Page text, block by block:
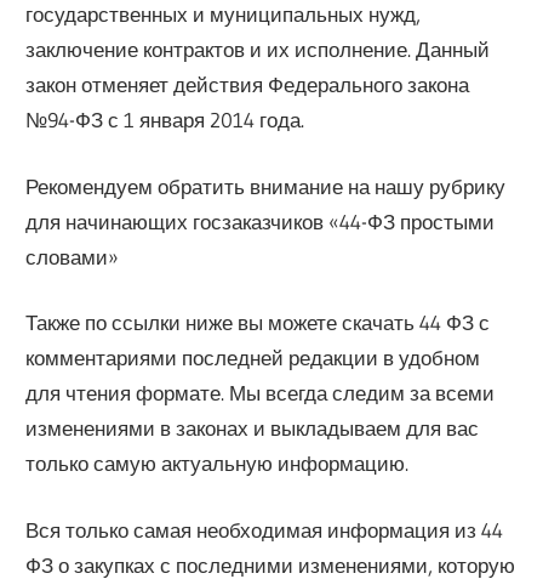
государственных и муниципальных нужд,
заключение контрактов и их исполнение. Данный
закон отменяет действия Федерального закона
№94-ФЗ с 1 января 2014 года.
Рекомендуем обратить внимание на нашу рубрику
для начинающих госзаказчиков «44-ФЗ простыми
словами»
Также по ссылки ниже вы можете скачать 44 ФЗ с
комментариями последней редакции в удобном
для чтения формате. Мы всегда следим за всеми
изменениями в законах и выкладываем для вас
только самую актуальную информацию.
Вся только самая необходимая информация из 44
ФЗ о закупках с последними изменениями, которую